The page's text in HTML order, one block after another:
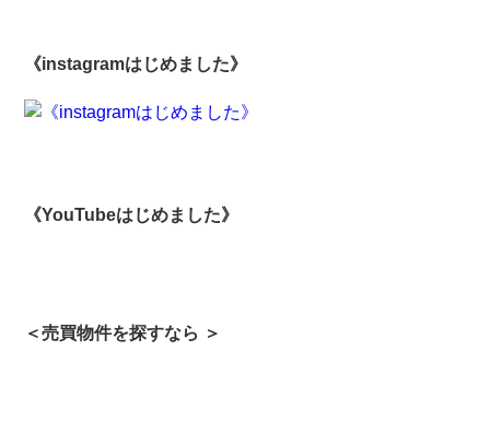
《instagramはじめました》
《YouTubeはじめました》
＜売買物件を探すなら ＞